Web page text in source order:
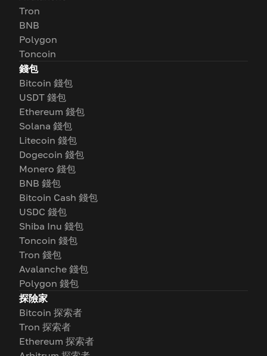
Tron
BNB
Polygon
Toncoin
錢包
Bitcoin 錢包
USDT 錢包
Ethereum 錢包
Solana 錢包
Litecoin 錢包
Dogecoin 錢包
Monero 錢包
BNB 錢包
Bitcoin Cash 錢包
USDC 錢包
Shiba Inu 錢包
Toncoin 錢包
Tron 錢包
Avalanche 錢包
Polygon 錢包
探險家
Bitcoin 探索者
Tron 探索者
Ethereum 探索者